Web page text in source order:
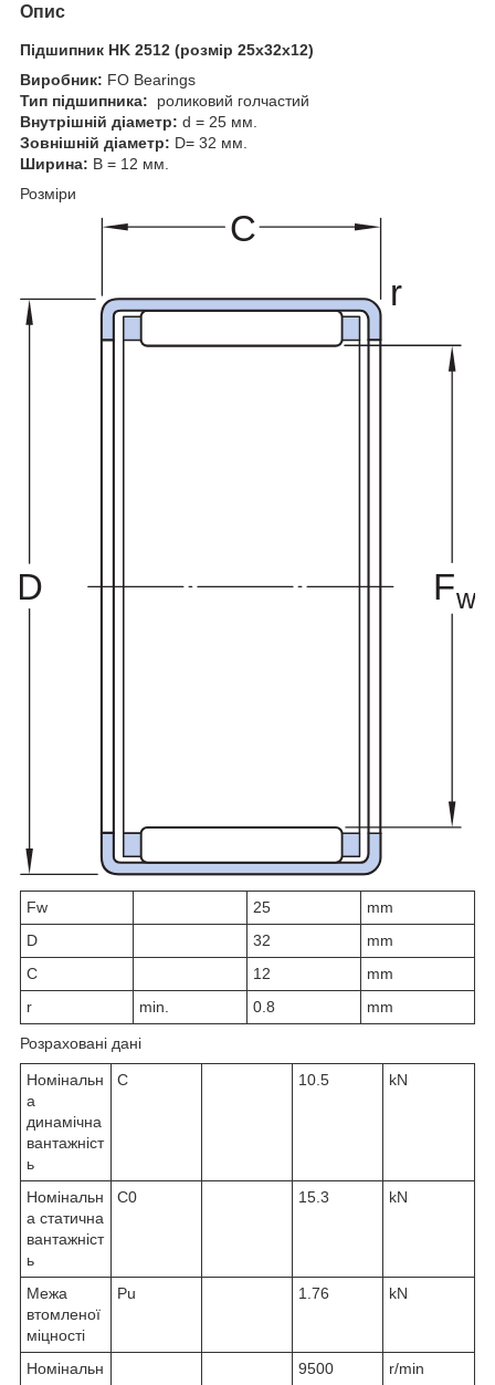
Опис
Підшипник HK 2512 (розмір 25x32x12)
Виробник: FO Bearings
Тип підшипника:
роликовий голчастий
Внутрішній діаметр: d = 25 мм.
Зовнішній діаметр: D= 32 мм.
Ширина: B = 12 мм.
Розміри
Fw 25
mm
D
32
mm
C
12
mm
r
min. 0.8 mm
Розраховані дані
Номінальн
а
динамічна
вантажніст
ь
C 10.5 kN
Номінальн
а статична
вантажніст
ь
C0 15.3 kN
Межа
втомленої
міцності
Pu 1.76 kN
Номінальн
9500 r/min